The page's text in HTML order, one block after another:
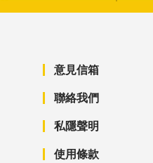
意見信箱
聯絡我們
私隱聲明
使用條款